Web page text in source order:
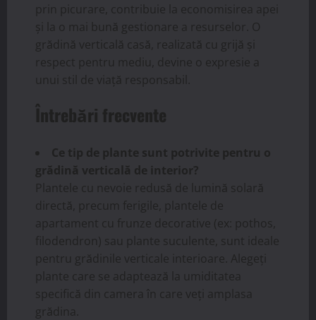
prin picurare, contribuie la economisirea apei
și la o mai bună gestionare a resurselor. O
grădină verticală casă, realizată cu grijă și
respect pentru mediu, devine o expresie a
unui stil de viață responsabil.
Întrebări frecvente
Ce tip de plante sunt potrivite pentru o
grădină verticală de interior?
Plantele cu nevoie redusă de lumină solară
directă, precum ferigile, plantele de
apartament cu frunze decorative (ex: pothos,
filodendron) sau plante suculente, sunt ideale
pentru grădinile verticale interioare. Alegeți
plante care se adaptează la umiditatea
specifică din camera în care veți amplasa
grădina.